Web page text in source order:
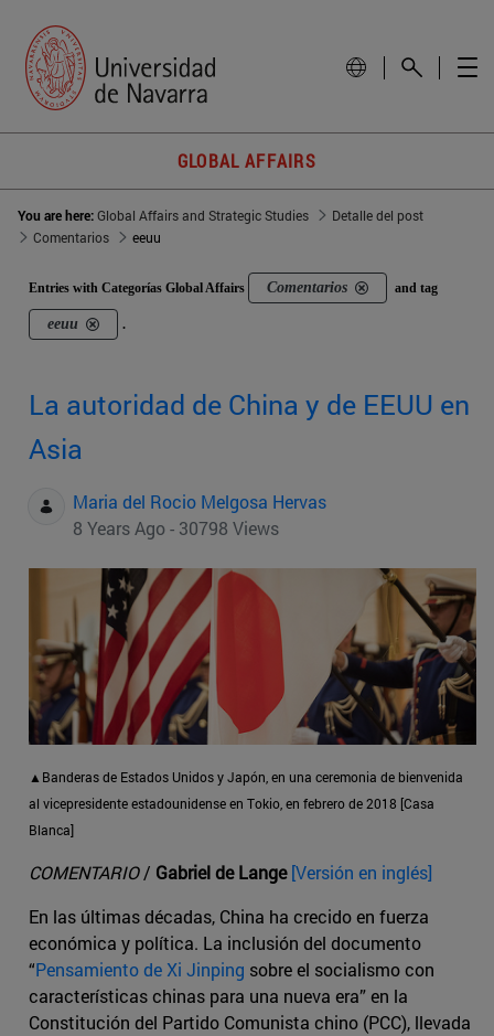
GLOBAL AFFAIRS
You are here:Global Affairs and Strategic Studies
Detalle del post
Comentarios
eeuu
Entries with Categorías Global Affairs Comentarios and tag
eeuu .
La autoridad de China y de EEUU en
Asia
Maria del Rocio Melgosa Hervas
8 Years Ago - 30798 Views
▲Banderas de Estados Unidos y Japón, en una ceremonia de bienvenida
al vicepresidente estadounidense en Tokio, en febrero de 2018 [Casa
Blanca]
COMENTARIO/ Gabriel de Lange [Versión en inglés]
En las últimas décadas, China ha crecido en fuerza
económica y política. La inclusión del documento
“Pensamiento de Xi Jinping sobre el socialismo con
características chinas para una nueva era” en la
Constitución del Partido Comunista chino (PCC), llevada